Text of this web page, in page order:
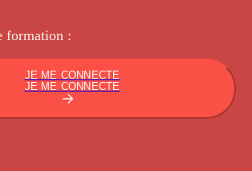
formation :
JE ME CONNECTE
JE ME CONNECTE